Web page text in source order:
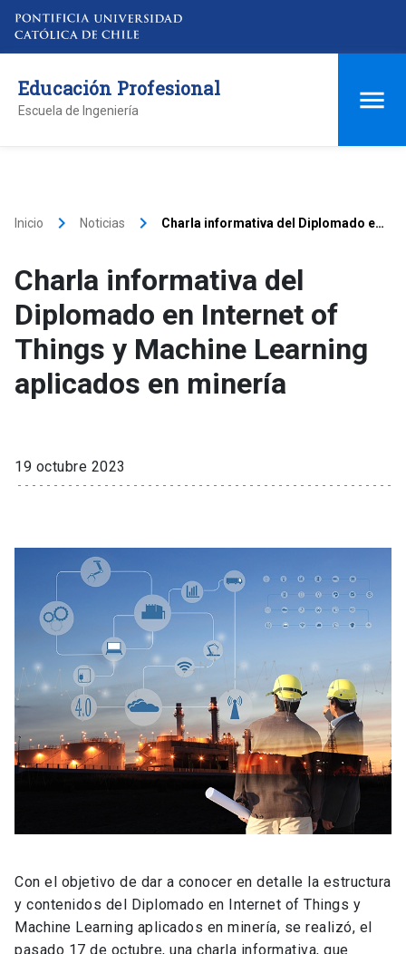
Educación Profesional
Escuela de Ingeniería
Inicio keyboard_arrow_right Noticias keyboard_arrow_right
Charla informativa del Diplomado en
Charla informativa del
Diplomado en Internet of
Things y Machine Learning
aplicados en minería
19 octubre 2023
Con el objetivo de dar a conocer en detalle la estructura
y contenidos del Diplomado en Internet of Things y
Machine Learning aplicados en minería, se realizó, el
pasado 17 de octubre, una charla informativa, que